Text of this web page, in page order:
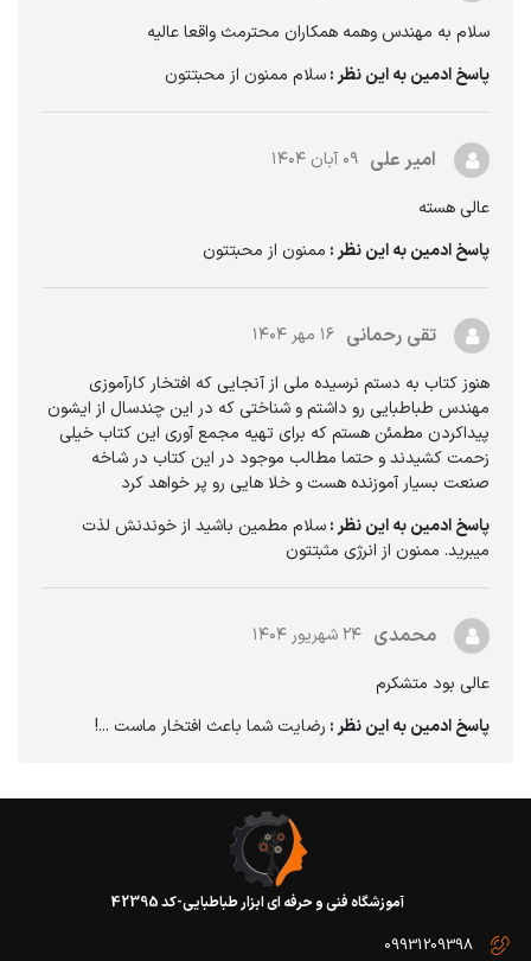
سلام به مهندس وهمه همکاران محترمث واقعا عالیه
پاسخ ادمین به این نظر :سلام ممنون از محبتتون
امیر علی ۰۹ آبان ۱۴۰۴
عالی هسته
پاسخ ادمین به این نظر : ممنون از محبتتون
تقی رحمانی ۱۶ مهر ۱۴۰۴
هنوز کتاب به دستم نرسیده ملی از آنجایی که افتخار کارآموزی
مهندس طباطبایی رو داشتم و شناختی که در این چندسال از ایشون
پیداکردن مطمئن هستم که برای تهیه مجمع آوری این کتاب خیلی
زحمت کشیدند و حتما مطالب موجود در این کتاب در شاخه
صنعت بسیار آموزنده هست و خلا هایی رو پر خواهد کرد
پاسخ ادمین به این نظر :سلام مطمین باشید از خوندنش لذت
میبرید. ممنون از انرژی مثبتتون
محمدی ۲۴ شهریور ۱۴۰۴
عالی بود متشکرم
پاسخ ادمین به این نظر : رضایت شما باعث افتخار ماست ...!
آموزشگاه فنی و حرفه ای ابزار طباطبایی-کد 42395
09931209398